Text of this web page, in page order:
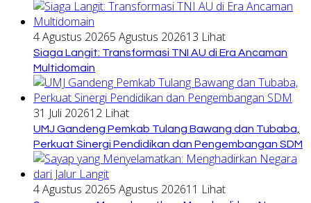
4 Agustus 20265 Agustus 202613 Lihat
Siaga Langit: Transformasi TNI AU di Era Ancaman
Multidomain
31 Juli 202612 Lihat
UMJ Gandeng Pemkab Tulang Bawang dan Tubaba,
Perkuat Sinergi Pendidikan dan Pengembangan SDM
4 Agustus 20265 Agustus 202611 Lihat